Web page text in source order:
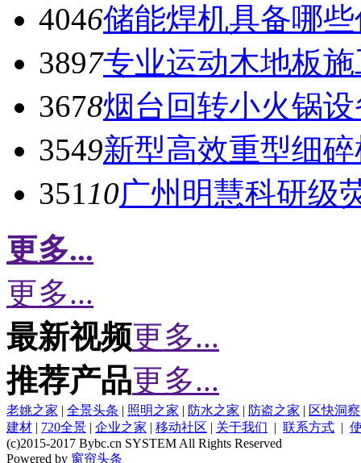
4046储能焊机具备哪
3897专业运动木地板
3678烟台回转小火锅
3549新型高效重型细
35110广州明慧科研级
更多...
更多...
最新视频更多...
推荐产品更多...
老姚之家 | 全景头条 | 照明之家 | 防水之家 | 防盗之家 | 区快洞察
建材 | 720全景 | 企业之家 | 移动社区 | 关于我们 | 联系方式 |
(c)2015-2017 Bybc.cn SYSTEM All Rights Reserved
Powered by 窗帘头条